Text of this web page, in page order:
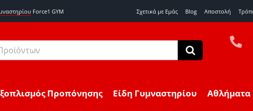
Force1 GYM Σχετικά με Εμάς Blog Αποστολή
Προπόνησης Είδη Γυμναστηρίου Αθλήματα